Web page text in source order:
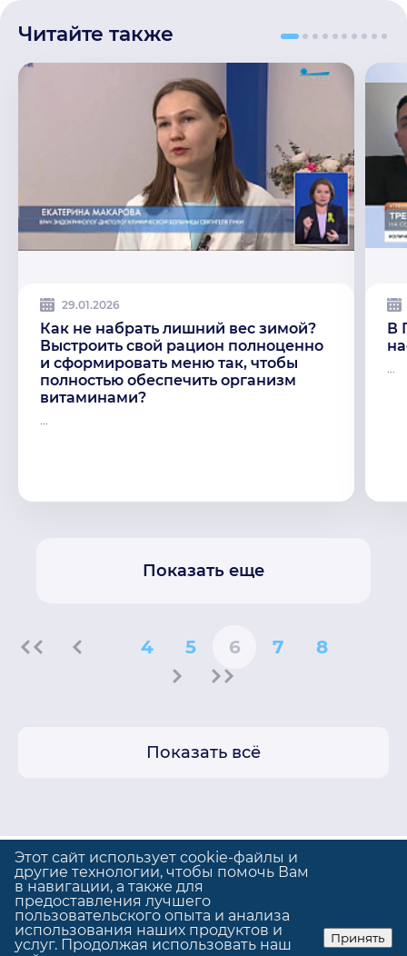
Читайте также
29.01.2026
Как не набрать лишний вес зимой?
Выстроить свой рацион полноценно
и сформировать меню так, чтобы
полностью обеспечить организм
витаминами?
В
Показать еще
4 5 6 7 8
Показать всё
Политика конфиденциальности
Использование cookie
© GrandUp | Сделано вGrandUp
Этот сайт использует cookie-файлы и
другие технологии, чтобы помочь Вам
в навигации, а также для
предоставления лучшего
пользовательского опыта и анализа
использования наших продуктов и
услуг. Продолжая использовать наш
Принять